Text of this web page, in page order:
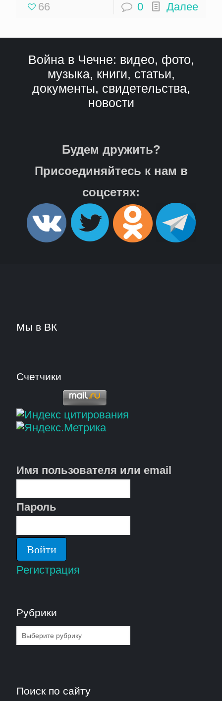
66 0 Далее
Война в Чечне: видео, фото,
музыка, книги, статьи,
документы, свидетельства,
новости
Будем дружить?
Присоединяйтесь к нам в
соцсетях:
Мы в ВК
Счетчики
Имя пользователя или email
Пароль
Регистрация
Рубрики
Рубрики
Поиск по сайту